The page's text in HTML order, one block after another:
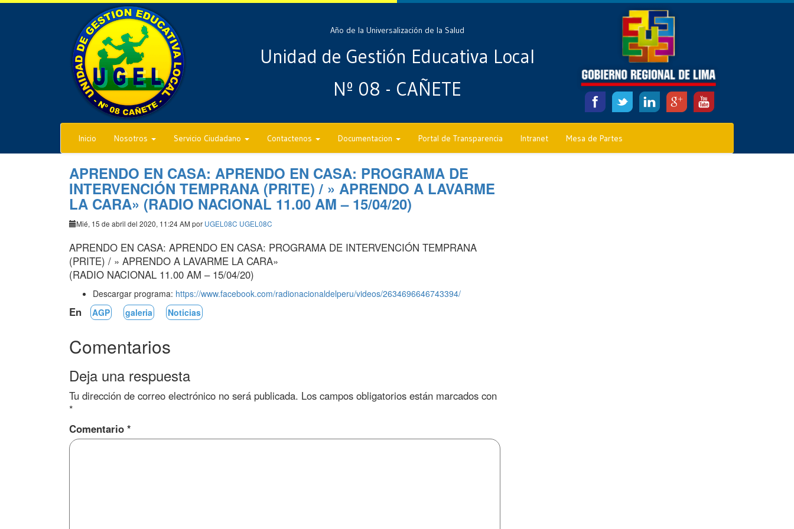
Año de la Universalización de la Salud
Unidad de Gestión Educativa Local
Nº 08 - CAÑETE
Inicio Nosotros Servicio Ciudadano Contactenos Documentacion Portal de Transparencia Intranet Mesa de Partes
APRENDO EN CASA: APRENDO EN CASA: PROGRAMA DE
INTERVENCIÓN TEMPRANA (PRITE) / » APRENDO A LAVARME
LA CARA» (RADIO NACIONAL 11.00 AM – 15/04/20)
Mié, 15 de abril del 2020, 11:24 AM por UGEL08C UGEL08C
APRENDO EN CASA: APRENDO EN CASA: PROGRAMA DE INTERVENCIÓN TEMPRANA
(PRITE) / » APRENDO A LAVARME LA CARA»
(RADIO NACIONAL 11.00 AM – 15/04/20)
Descargar programa: https://www.facebook.com/radionacionaldelperu/videos/2634696646743394/
En AGP galeria Noticias
Comentarios
Deja una respuesta
Tu dirección de correo electrónico no será publicada. Los campos obligatorios están marcados con
*
Comentario *